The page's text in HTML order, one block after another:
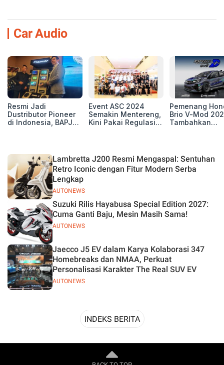
Car Audio
Resmi Jadi
Dustributor Pioneer
di Indonesia, BAPJ
Event ASC 2024
Semakin Mentereng,
Kini Pakai Regulasi
Pemenang
Brio V-Mod
Tambahkan
AUTONEWS
Lambretta J200 Resmi Mengaspal: Sentuhan
Retro Iconic dengan Fitur Modern Serba
Lengkap
AUTONEWS
Suzuki Rilis Hayabusa Special Edition 2027:
Cuma Ganti Baju, Mesin Masih Sama!
AUTONEWS
Jaecco J5 EV dalam Karya Kolaborasi 347
Homebreaks dan NMAA, Perkuat
Personalisasi Karakter The Real SUV EV
INDEKS BERITA